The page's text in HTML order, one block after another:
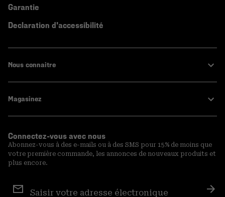
Garantie
Declaration d'accessibilité
Nous connaitre
Magasinez
Connectez-vous avec nous
Abonnez-vous à des e-mails ou à des SMS pour 15% de moins que
votre première commande, les annonces de nouveaux produits et
plus encore.
aux